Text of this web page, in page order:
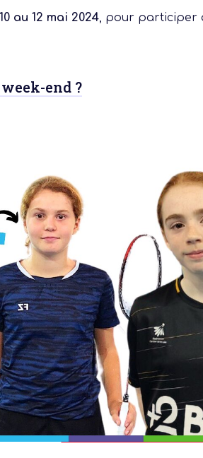
au 12 mai 2024, pour participer
end ?